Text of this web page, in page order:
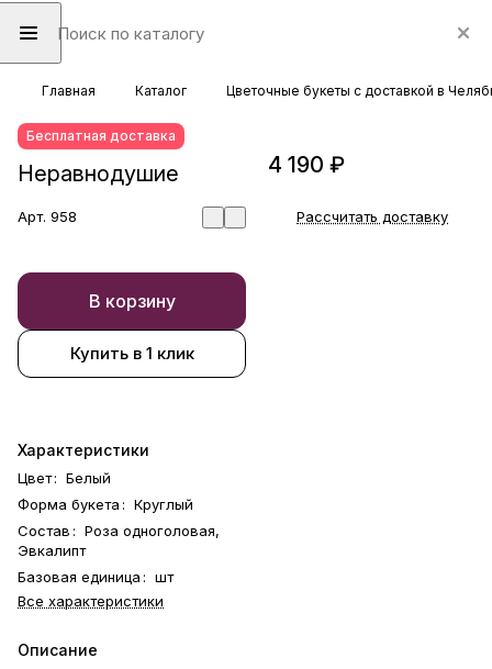
Главная Каталог Цветочные букеты с доставкой в
Бесплатная доставка
Неравнодушие
Арт. 958
В корзину
Купить в 1 клик
Характеристики
Цвет: Белый
Форма букета : Круглый
Состав : Роза одноголовая,
Эвкалипт
Базовая единица : шт
Все характеристики
Описание
4 190 ₽
Рассчитать доставку